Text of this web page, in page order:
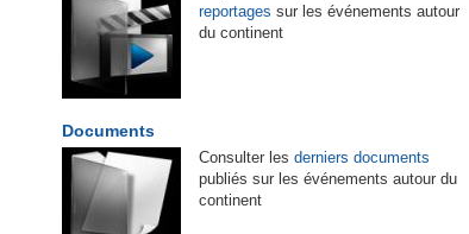
reportages sur les événements autour
du continent
Documents
Consulter les derniers documents
publiés sur les événements autour du
continent
3 Tunisie: Mondiaux d'athlétisme U20 - Mohamed
Ali El Hamdi décroche sa place en finale du
3000m steeple
4 Madagascar:
encadre les famorana et les famadihana
5 Cote d'Ivoire:Match de gala de l'Indépendance
- Le Gouvernement s'impose face à la FIF dans